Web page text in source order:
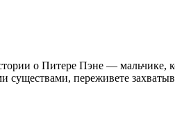
о Питере Пэне — мальчике,
существами, переживете